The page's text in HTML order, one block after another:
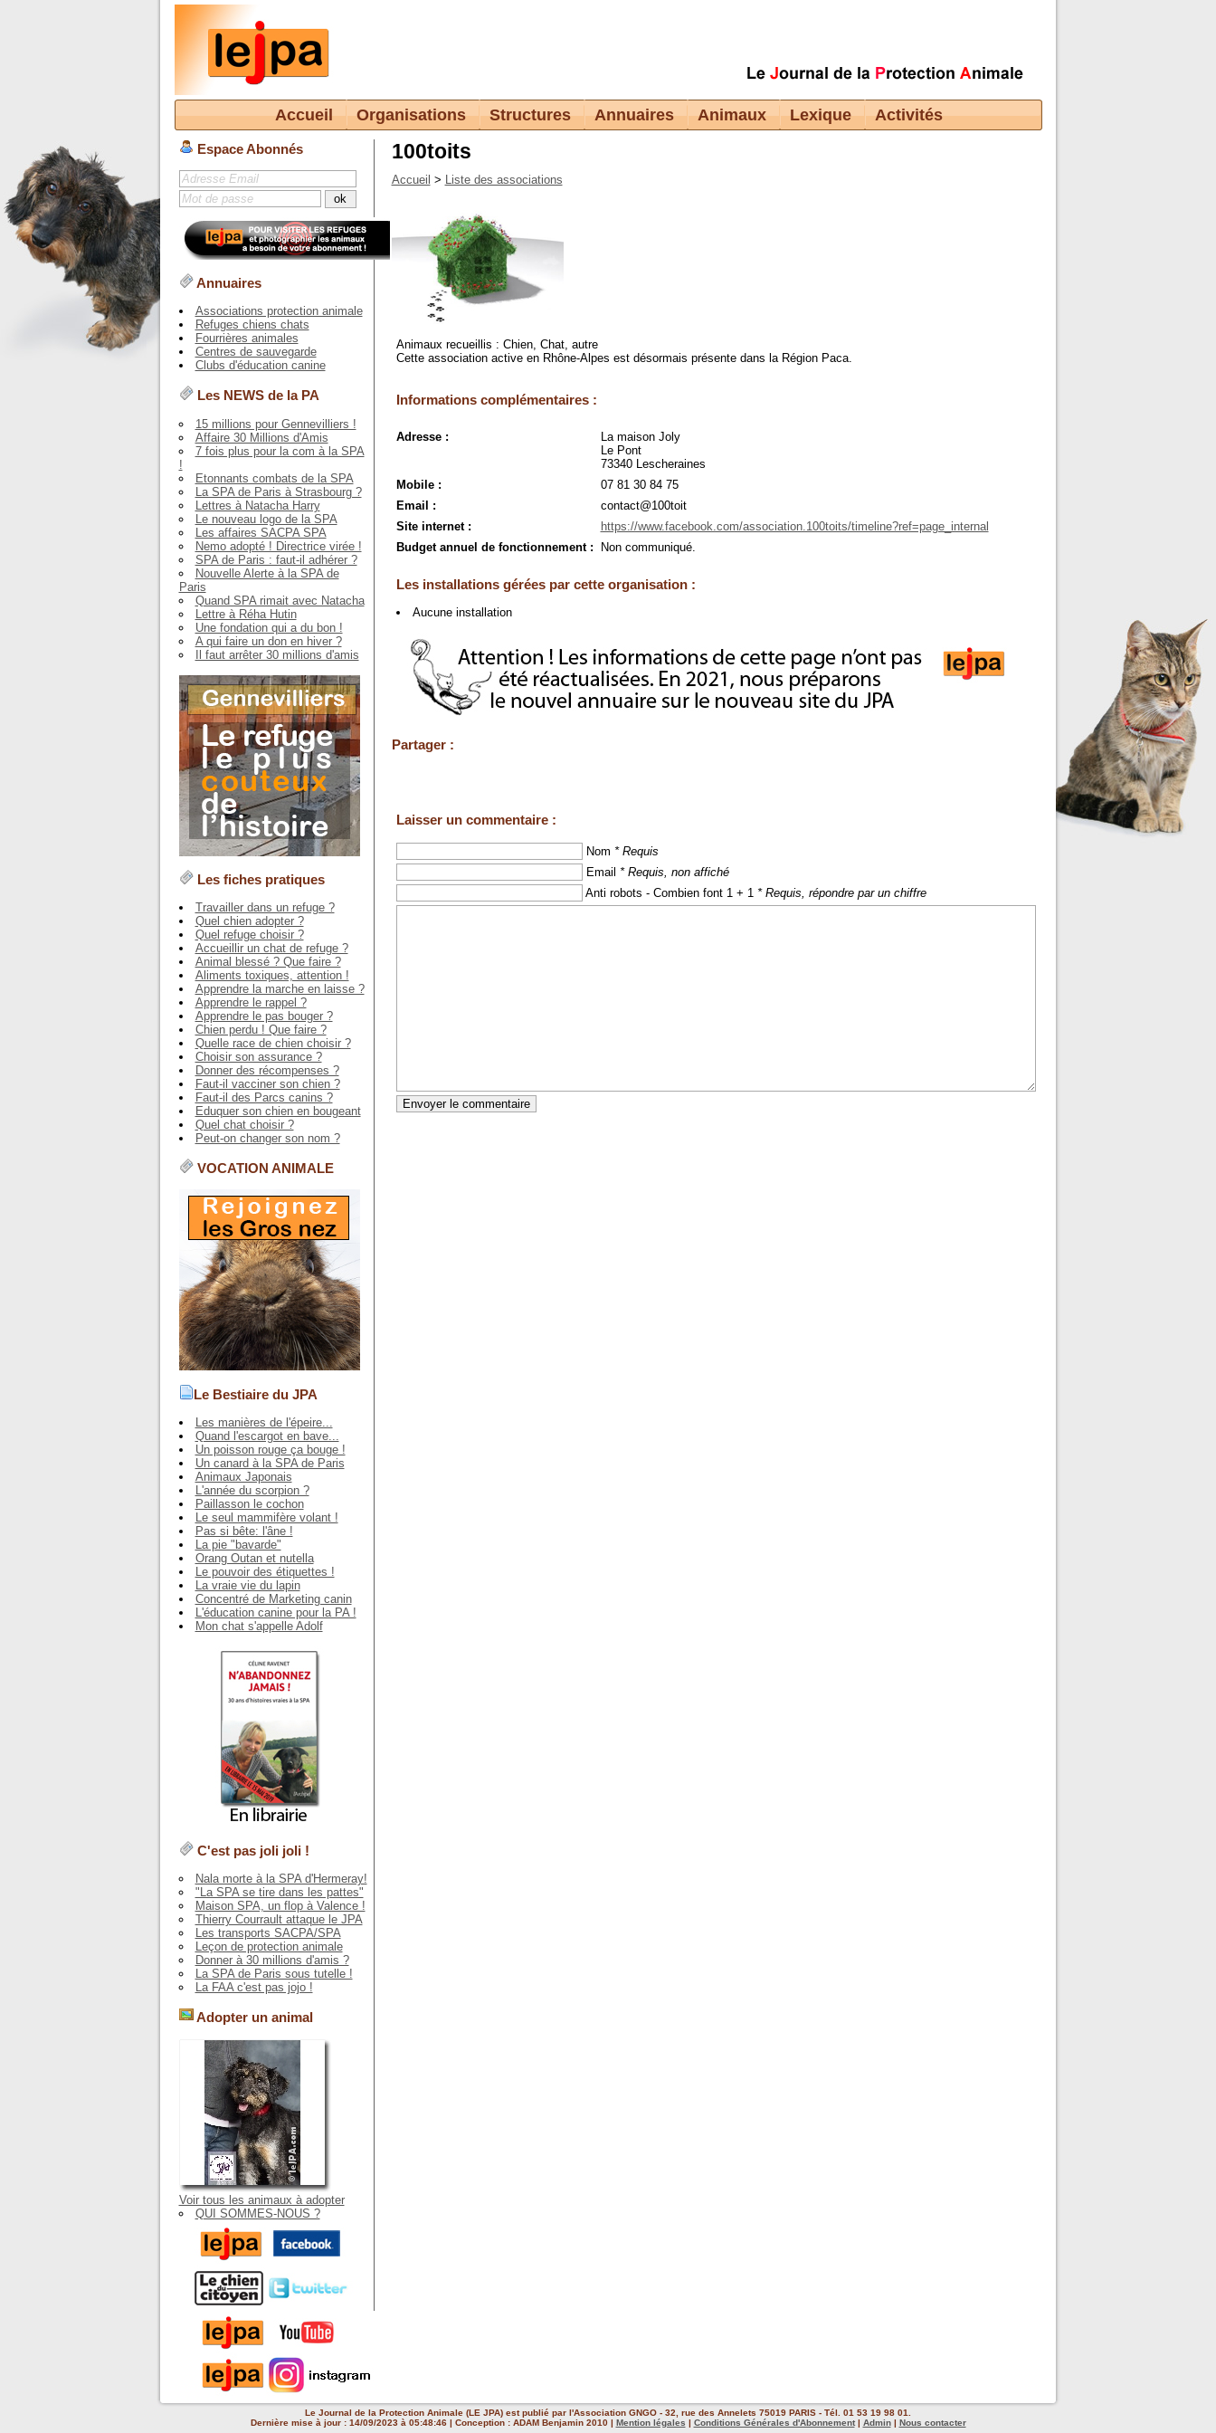
Accueil Organisations Structures Annuaires Animaux Lexique Activités
Espace Abonnés
Annuaires
Associations protection animale
Refuges chiens chats
Fourrières animales
Centres de sauvegarde
Clubs d'éducation canine
Les NEWS de la PA
15 millions pour Gennevilliers !
Affaire 30 Millions d'Amis
7 fois plus pour la com à la SPA
!
Etonnants combats de la SPA
La SPA de Paris à Strasbourg ?
Lettres à Natacha Harry
Le nouveau logo de la SPA
Les affaires SACPA SPA
Nemo adopté ! Directrice virée !
SPA de Paris : faut-il adhérer ?
Nouvelle Alerte à la SPA de
Paris
Quand SPA rimait avec Natacha
Lettre à Réha Hutin
Une fondation qui a du bon !
A qui faire un don en hiver ?
Il faut arrêter 30 millions d'amis
Les fiches pratiques
Travailler dans un refuge ?
Quel chien adopter ?
Quel refuge choisir ?
Accueillir un chat de refuge ?
Animal blessé ? Que faire ?
Aliments toxiques, attention !
Apprendre la marche en laisse ?
Apprendre le rappel ?
Apprendre le pas bouger ?
Chien perdu ! Que faire ?
Quelle race de chien choisir ?
Choisir son assurance ?
Donner des récompenses ?
Faut-il vacciner son chien ?
Faut-il des Parcs canins ?
Eduquer son chien en bougeant
Quel chat choisir ?
Peut-on changer son nom ?
VOCATION ANIMALE
Le Bestiaire du JPA
Les manières de l'épeire...
Quand l'escargot en bave...
Un poisson rouge ça bouge !
Un canard à la SPA de Paris
Animaux Japonais
L'année du scorpion ?
Paillasson le cochon
Le seul mammifère volant !
Pas si bête: l'âne !
La pie "bavarde"
Orang Outan et nutella
Le pouvoir des étiquettes !
La vraie vie du lapin
Concentré de Marketing canin
L'éducation canine pour la PA !
Mon chat s'appelle Adolf
C'est pas joli joli !
Nala morte à la SPA d'Hermeray!
"La SPA se tire dans les pattes"
Maison SPA, un flop à Valence !
Thierry Courrault attaque le JPA
Les transports SACPA/SPA
Leçon de protection animale
Donner à 30 millions d'amis ?
La SPA de Paris sous tutelle !
La FAA c'est pas jojo !
Adopter un animal
Voir tous les animaux à adopter
QUI SOMMES-NOUS ?
100toits
Accueil > Liste des associations
Animaux recueillis : Chien, Chat, autre
Cette association active en Rhône-Alpes est désormais présente dans la Région Paca.
Informations complémentaires :
Adresse :
La maison Joly
Le Pont
73340 Lescheraines
Mobile :
07 81 30 84 75
Email :
contact@100toit
Site internet :
https://www.facebook.com/association.100toits/timeline?ref=page_internal
Budget annuel de fonctionnement :
Non communiqué.
Les installations gérées par cette organisation :
Aucune installation
Partager :
Laisser un commentaire :
Nom * Requis
Email * Requis, non affiché
Anti robots - Combien font 1 + 1 * Requis, répondre par un chiffre
Le Journal de la Protection Animale (LE JPA) est publié par l'Association GNGO - 32, rue des Annelets 75019 PARIS - Tél. 01 53 19 98 01.
Dernière mise à jour : 14/09/2023 à 05:48:46 | Conception : ADAM Benjamin 2010 | Mention légales | Conditions Générales d'Abonnement| Admin| Nous contacter